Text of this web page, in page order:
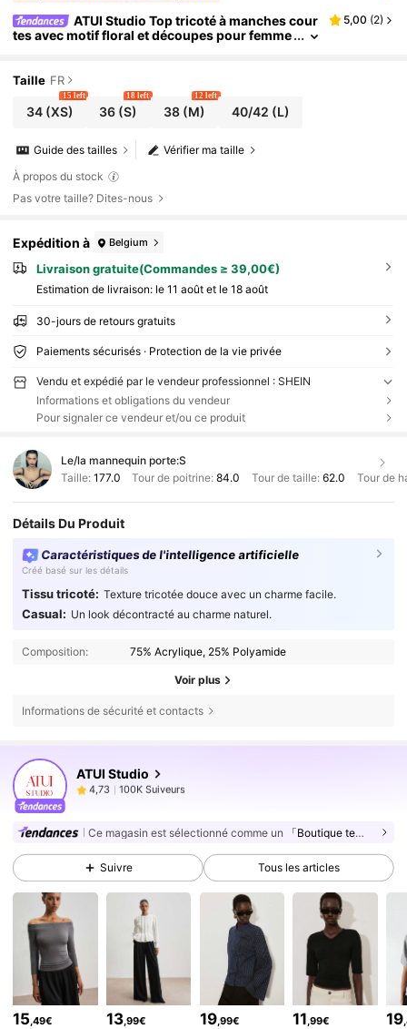
ATUI Studio Top tricoté à manches cour
tes avec motif floral et découpes pour femme
5,00 (2)
Taille FR
34(XS)
15 left
36 (S)
18 left
38(M)
12 left
40/42 (L)
Vérifier ma taille
Guide des tailles
À propos du stock
Pas votre taille? Dites-nous
Expédition à Belgium
Livraison gratuite(Commandes ≥ 39,00€)
Estimation de livraison: le 11 août et le 18 août
30-jours de retours gratuits
Paiements sécurisés · Protection de la vie privée
Vendu et expédié par le vendeur professionnel : SHEIN
Informations et obligations du vendeur
Pour signaler ce vendeur et/ou ce produit
Le/la mannequin porte:S
Taille: 177.0 Tour de poitrine:84.0 Tour de taille: 62.0 Tour de
Détails Du Produit
Caractéristiques de l'intelligence artificielle
Créé basé sur les détails
Tissu tricoté: Texture tricotée douce avec un charme facile.
Casual: Un look décontracté au charme naturel.
Composition: 75% Acrylique, 25% Polyamide
Voir plus
Informations de sécurité et contacts
ATUI Studio
4,73
100K Suiveurs
j***6 est en train de naviguer
4,73 100K Suiveurs
4,73 100K Suiveurs
4,73 100K Suiveurs
100K Suiveurs
100K Suiveurs
4,73 100K Suiveurs
4,73 100K Suiveurs
Ce magasin est sélectionné comme un 「Boutique tendance」
Suivre Tous les articles
15,49€ 13,99€ 19,99€ 11,99€ 19